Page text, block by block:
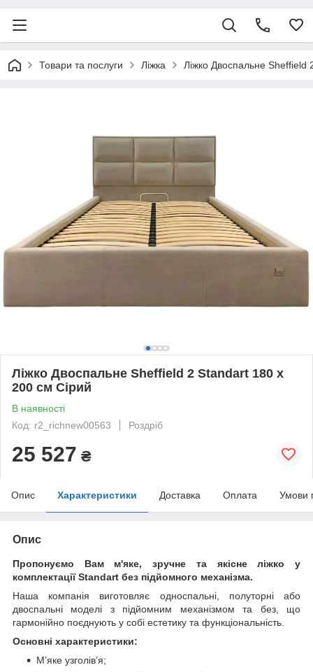
Товари та послуги Ліжка Ліжко Двоспальне
Ліжко Двоспальне Sheffield 2 Standart 180 х
200 см Сірий
В наявності
Код: r2_richnew00563
Роздріб
25 527 ₴
Опис Характеристики Доставка Оплата Умови
Опис
Пропонуємо Вам м'яке, зручне та якiсне ліжко у
комплектації Standart без підйомного механізма.
Наша компанія виготовляє односпальні, полуторні або
двоспальні моделі з підйомним механізмом та без, що
гармонійно поєднують у собі естетику та функціональність.
Основні характеристики:
М’яке узголів’я;